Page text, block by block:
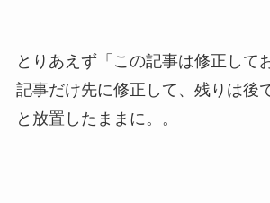
とりあえず「この記事は修正して
記事だけ先に修正して、残りは後
と放置したままに。。